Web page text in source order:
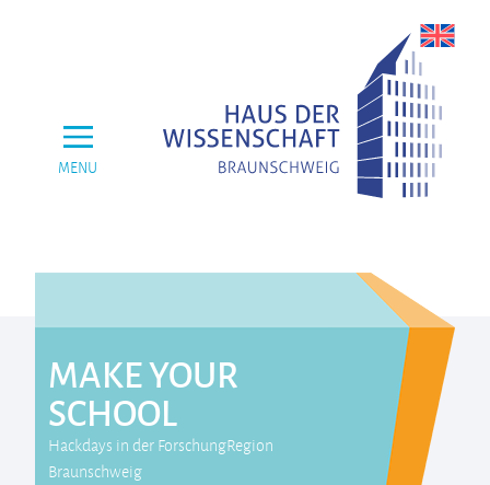
MENU
MAKE YOUR
SCHOOL
Hackdays in der ForschungRegion
Braunschweig